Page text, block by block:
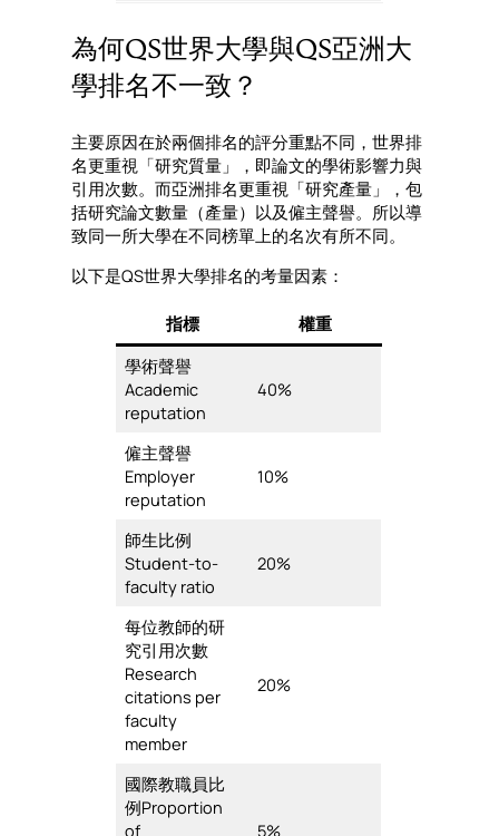
為何QS世界大學與QS亞洲大
學排名不一致？
主要原因在於兩個排名的評分重點不同，世界排
名更重視「研究質量」，即論文的學術影響力與
引用次數。而亞洲排名更重視「研究產量」，包
括研究論文數量（產量）以及僱主聲譽。所以導
致同一所大學在不同榜單上的名次有所不同。
以下是QS世界大學排名的考量因素：
指標
權重
學術聲譽
Academic
reputation
40%
僱主聲譽
Employer
reputation
10%
師生比例
Student-to-
faculty ratio
20%
每位教師的研
究引用次數
Research
citations per
faculty
member
20%
國際教職員比
例Proportion
of
5%